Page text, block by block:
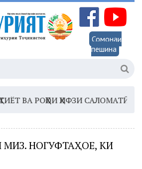
Сомонаи
пешина
РОҲҲОИ ҲИФЗИ САЛОМАТӢ
НОГУФТАҲОЕ, КИ